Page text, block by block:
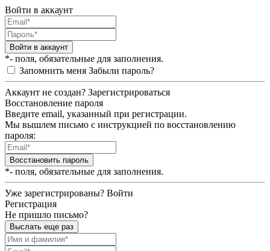
Войти в аккаунт
Войти в аккаунт
*- поля, обязательные для заполнения.
Запомнить меня Забыли пароль?
Аккаунт не создан? Зарегистрироваться
Восстановление пароля
Введите email, указанный при регистрации.
Мы вышлем письмо с инструкцией по восстановлению
пароля:
Восстановить пароль
*- поля, обязательные для заполнения.
Уже зарегистрированы? Войти
Регистрация
Не пришло письмо?
Выслать еще раз